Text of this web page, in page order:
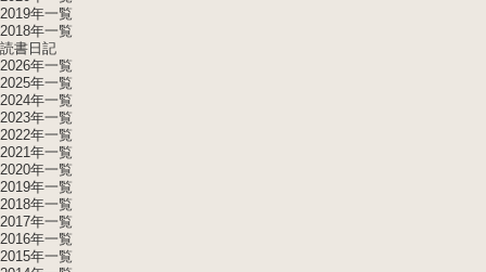
2019年一覧
2018年一覧
読書日記
2026年一覧
2025年一覧
2024年一覧
2023年一覧
2022年一覧
2021年一覧
2020年一覧
2019年一覧
2018年一覧
2017年一覧
2016年一覧
2015年一覧